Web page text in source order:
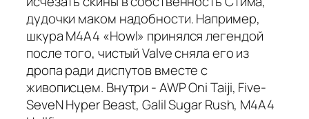
дудочки маком надобности. Например,
шкура M4A4 «Howl» принялся легендой
после того, чистый Valve сняла его из
дропа ради диспутов вместе с
живописцем. Внутри - AWP Oni Taiji, Five-
SeveN Hyper Beast, Galil Sugar Rush, M4A4